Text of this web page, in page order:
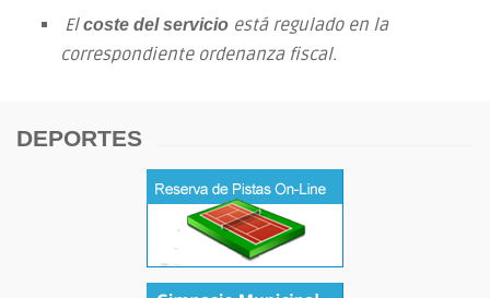
Elcoste del servicio está regulado en la
correspondiente ordenanza fiscal.
DEPORTES